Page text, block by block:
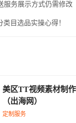
服务展示方式仍需修改
目选品实操心得！
美区TT视频素材制作
（出海网）
定制服务